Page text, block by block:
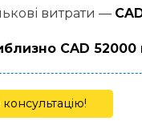
витрати —
CAD 52000